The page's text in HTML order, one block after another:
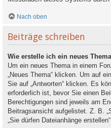
Nach oben
Beiträge schreiben
Wie erstelle ich ein neues
Um ein neues Thema in einem
„Neues Thema“ klicken. Um auf
Sie auf „Antworten“ klicken. Es
erforderlich ist, bevor Sie einen
Berechtigungen sind jeweils am
Beitragsansicht aufgelistet. Z. B.
„Sie dürfen Dateianhänge